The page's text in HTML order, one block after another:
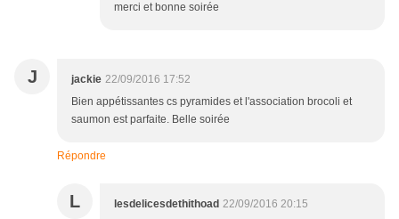
merci et bonne soirée
J jackie 22/09/2016 17:52
Bien appétissantes cs pyramides et l'association brocoli et
saumon est parfaite. Belle soirée
Répondre
L lesdelicesdethithoad 22/09/2016 20:15